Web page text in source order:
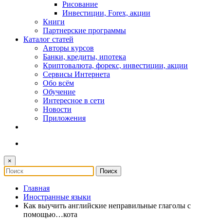
Рисование
Инвестиции, Forex, акции
Книги
Партнерские программы
Каталог статей
Авторы курсов
Банки, кредиты, ипотека
Криптовалюта, форекс, инвестиции, акции
Сервисы Интернета
Обо всём
Обучение
Интересное в сети
Новости
Приложения
×
Главная
Иностранные языки
Как выучить английские неправильные глаголы с
помощью…кота